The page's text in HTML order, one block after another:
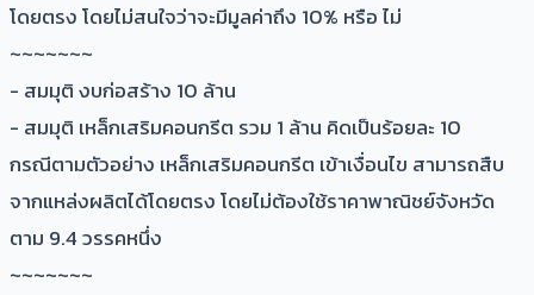
โดยตรง โดยไม่สนใจว่าจะมีมูลค่าถึง 10% หรือ ไม่
~~~~~~~
- สมมุติ งบก่อสร้าง 10 ล้าน
- สมมุติ เหล็กเสริมคอนกรีต รวม 1 ล้าน คิดเป็นร้อยละ 10
กรณีตามตัวอย่าง เหล็กเสริมคอนกรีต เข้าเงื่อนไข สามารถสืบ
จากแหล่งผลิตได้โดยตรง โดยไม่ต้องใช้ราคาพาณิชย์จังหวัด
ตาม 9.4 วรรคหนึ่ง
~~~~~~~